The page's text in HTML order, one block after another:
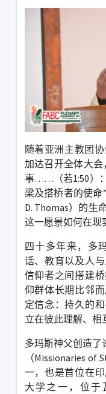
随着亚洲主教团
加达召开全体大会
事…… （若1:50）
梁及搭桥者的使命”
D. Thomas）的生
这一愿景如何在现
四十多年来，多
话、教育以及人
信仰者之间搭建
仰群体长期比邻
定信念：持久的
立在彼此理解、相
多玛斯神父创造了
（Missionaries of
一，也是首位在
大学之一，位